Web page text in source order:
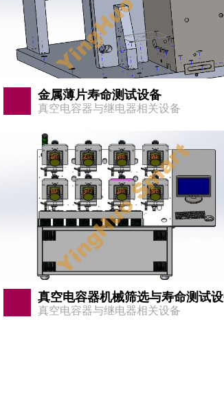
金属薄片寿命测试设备
真空电容器与继电器相关设备
真空电容器机械筛选与寿命测试
真空电容器与继电器相关设备